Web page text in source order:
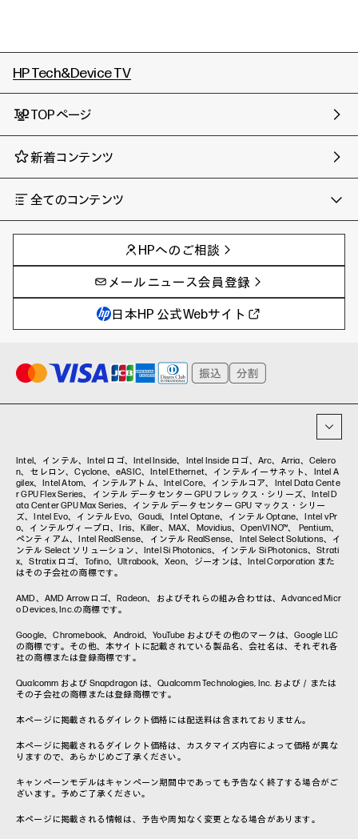
HP Tech&Device TV
TOPページ
新着コンテンツ
全てのコンテンツ
AIの進化と活用事例
製品トレンド & レビュー
サイバーセキュリティ
教育とテクノロジー
ハイブリッドワーク
プリンター
事例
イベントレポート
AI PC
AIワークステーション
Poly
WXP（DEXツール）
タグ一覧
HPへのご相談
メールニュース会員登録
日本HP 公式Webサイト
Intel、インテル、Intel ロゴ、Intel Inside、Intel Inside ロゴ、Arc、Arria、Celero
n、セレロン、Cyclone、eASIC、Intel Ethernet、インテル イーサネット、Intel A
gilex、Intel Atom、インテルアトム、Intel Core、インテルコア、Intel Data Cente
r GPU Flex Series、インテル データセンター GPU フレックス・シリーズ、Intel D
ata Center GPU Max Series、インテル データセンター GPU マックス・シリー
ズ、Intel Evo、インテル Evo、Gaudi、Intel Optane、インテル Optane、Intel vPr
o、インテルヴィープロ、Iris、Killer、MAX、Movidius、OpenVINO™、 Pentium、
ペンティアム、Intel RealSense、インテル RealSense、Intel Select Solutions、イ
ンテル Select ソリューション、Intel Si Photonics、インテル Si Photonics、Strati
x、Stratix ロゴ、Tofino、Ultrabook、Xeon、ジーオンは、Intel Corporation また
はその子会社の商標です。
AMD、AMD Arrowロゴ、Radeon、およびそれらの組み合わせは、Advanced Micr
o Devices, Inc.の商標です。
Google、Chromebook、Android、YouTube およびその他のマークは、Google LLC
の商標です。その他、本サイトに記載されている製品名、会社名は、それぞれ各
社の商標または登録商標です。
Qualcomm および Snapdragon は、Qualcomm Technologies, Inc. および／または
その子会社の商標または登録商標です。
本ページに掲載されるダイレクト価格には配送料は含まれておりません。
本ページに掲載されるダイレクト価格は、カスタマイズ内容によって価格が異な
りますので、あらかじめご了承ください。
キャンペーンモデルはキャンペーン期間中であっても予告なく終了する場合がご
ざいます。予めご了承ください。
本ページに掲載される情報は、予告や周知なく変更となる場合があります。